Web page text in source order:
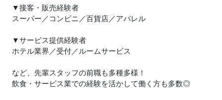
▼接客・販売経験者
スーパー／コンビニ／百貨店／アパレル
▼サービス提供経験者
ホテル業界／受付／ルームサービス
など、先輩スタッフの前職も多種多様！
飲食・サービス業での経験を活かして働く方も多数◎